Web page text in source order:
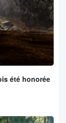
été honorée